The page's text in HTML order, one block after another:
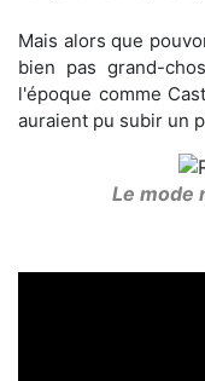
Mais alors que
bien pas grand-
l'époque comme
auraient pu subir un
Le mode